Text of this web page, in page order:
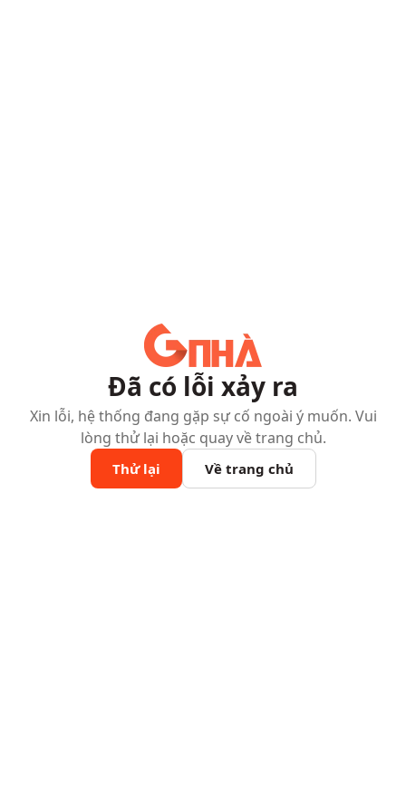
Đã có lỗi xảy ra
Xin lỗi, hệ thống đang gặp sự cố ngoài ý muốn. Vui
lòng thử lại hoặc quay về trang chủ.
Thử lại Về trang chủ